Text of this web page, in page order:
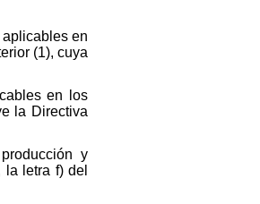
en
(1), cuya
en los
la Directiva
y
letra f) del